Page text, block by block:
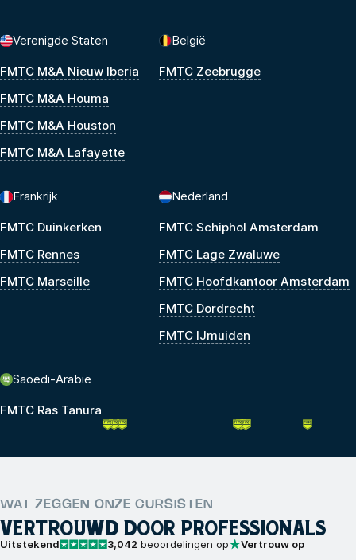
Verenigde Staten
FMTC M&A Nieuw Iberia
FMTC M&A Houma
FMTC M&A Houston
FMTC M&A Lafayette
België
FMTC Zeebrugge
Frankrijk
FMTC Duinkerken
FMTC Rennes
FMTC Marseille
Nederland
FMTC Schiphol Amsterdam
FMTC Lage Zwaluwe
FMTC Hoofdkantoor Amsterdam
FMTC Dordrecht
FMTC IJmuiden
Saoedi-Arabië
FMTC Ras Tanura
WAT ZEGGEN ONZE CURSISTEN
VERTROUWD DOOR PROFESSIONALS
Uitstekend 3,042 beoordelingen op Vertrouw op